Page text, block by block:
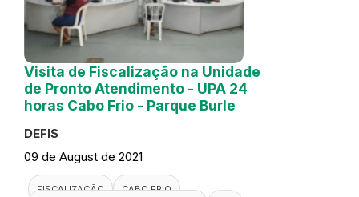
Visita de Fiscalização na Unidade
de Pronto Atendimento - UPA 24
horas Cabo Frio - Parque Burle
DEFIS
09 de August de 2021
FISCALIZAÇÃO
CABO FRIO